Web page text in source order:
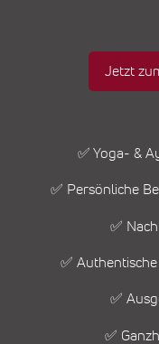
Jetzt
✅ Yoga- &
✅ Persönliche
✅
✅
✅
✅